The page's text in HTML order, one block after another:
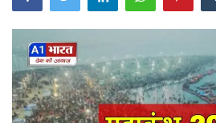
अपराध
देश
टेक्नोलॉजी